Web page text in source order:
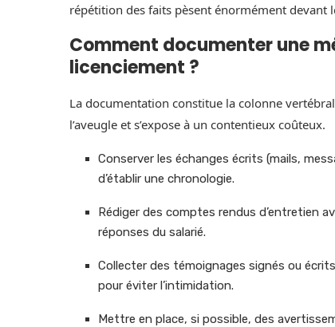
répétition des faits pèsent énormément devant
Comment documenter une
licenciement ?
La documentation constitue la colonne
l’aveugle et s’expose à un contentieux coûteux.
Conserver les échanges écrits (mails,
d’établir une chronologie.
Rédiger des comptes rendus d’entretien
réponses du salarié.
Collecter des témoignages signés ou
pour éviter l’intimidation.
Mettre en place, si possible, des